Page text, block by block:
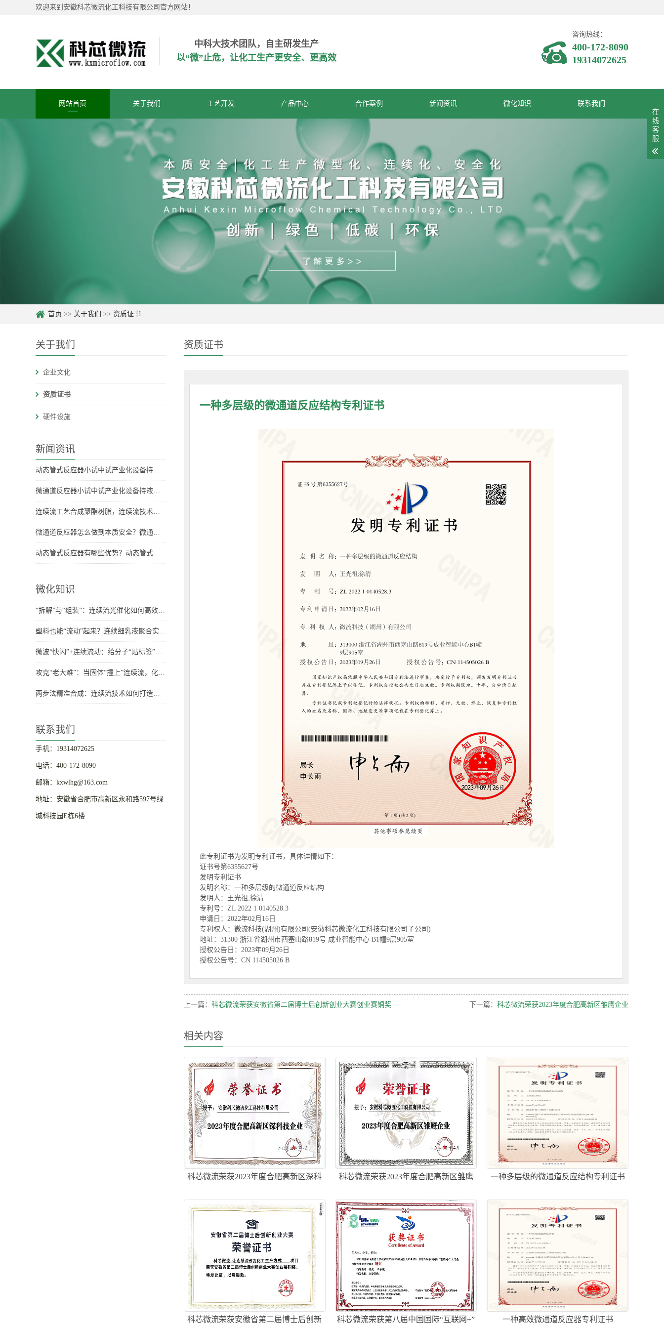
欢迎来到安徽科芯微流化工科技有限公司官方网站！
中科大技术团队，自主研发生产
以“微”止危，让化工生产更安全、更高效
咨询热线：
400-172-8090
19314072625
网站首页 关于我们 工艺开发 产品中心 合作案例 新闻资讯 微化知识 联系我们
首页 >> 关于我们 >> 资质证书
关于我们
企业文化
资质证书
硬件设施
新闻资讯
动态管式反应器小试中试产业化设备持液量是多少？持液量具体数据
微通道反应器小试中试产业化设备持液量分别是多少？
连续流工艺合成聚酯树脂，连续流技术合成聚酯树脂
微通道反应器怎么做到本质安全？微通道反应器安全优势
动态管式反应器有哪些优势？动态管式反应器优势
微化知识
“拆解”与“组装”：连续流光催化如何高效合成药物关键骨架？
塑料也能“流动”起来？连续细乳液聚合实现百克级稳定生产
微波“快闪”+连续流动：给分子“贴标签”也能如此高效环保
攻克“老大难”：当固体“撞上”连续流，化学家们有妙招！
两步法精准合成：连续流技术如何打造高性能聚乙烯-聚酯嵌段共聚物？
联系我们
手机：19314072625
电话：400-172-8090
邮箱：kxwlhg@163.com
地址：安徽省合肥市高新区永和路597号绿
城科技园E栋6楼
资质证书
一种多层级的微通道反应结构专利证书
此专利证书为发明专利证书，具体详情如下：
证书号第6355627号
发明专利证书
发明名称：一种多层级的微通道反应结构
发明人：王光祖;徐清
专利号：ZL 2022 1 0140528.3
申请日：2022年02月16日
专利权人：微流科技(湖州)有限公司(安徽科芯微流化工科技有限公司子公司)
地址：31300 浙江省湖州市西塞山路819号 成业智能中心 B1幢9层905室
授权公告日：2023年09月26日
授权公告号：CN 114505026 B
上一篇： 科芯微流荣获安徽省第二届博士后创新创业大赛创业赛铜奖 下一篇： 科芯微流荣获2023年度合肥高新区雏鹰企业
相关内容
科芯微流荣获2023年度合肥高新区深科
科芯微流荣获2023年度合肥高新区雏鹰
一种多层级的微通道反应结构专利证书
科芯微流荣获安徽省第二届博士后创新 科芯微流荣获第八届中国国际“互联网+” 一种高效微通道反应器专利证书
在
线
客
服